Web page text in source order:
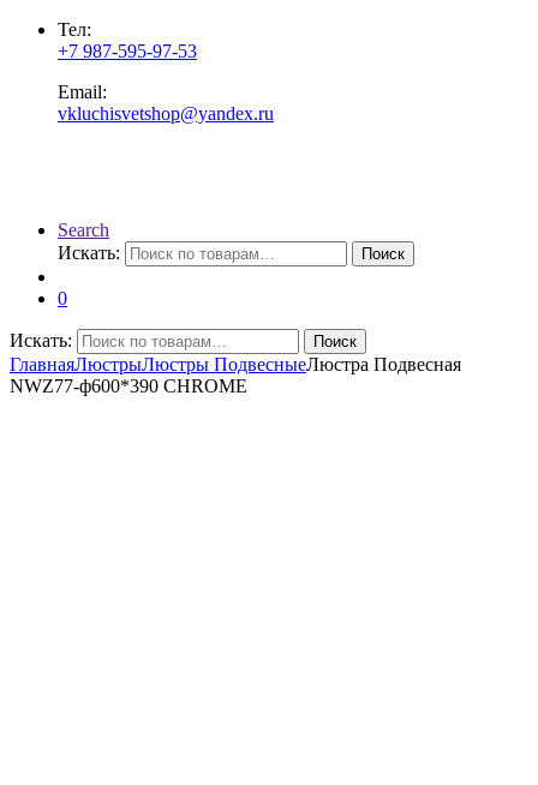
Тел:
+7 987-595-97-53
Email:
vkluchisvetshop@yandex.ru
Search
Искать:
Поиск
0
Искать: Поиск
ГлавнаяЛюстрыЛюстры ПодвесныеЛюстра Подвесная
NWZ77-ф600*390 CHROME